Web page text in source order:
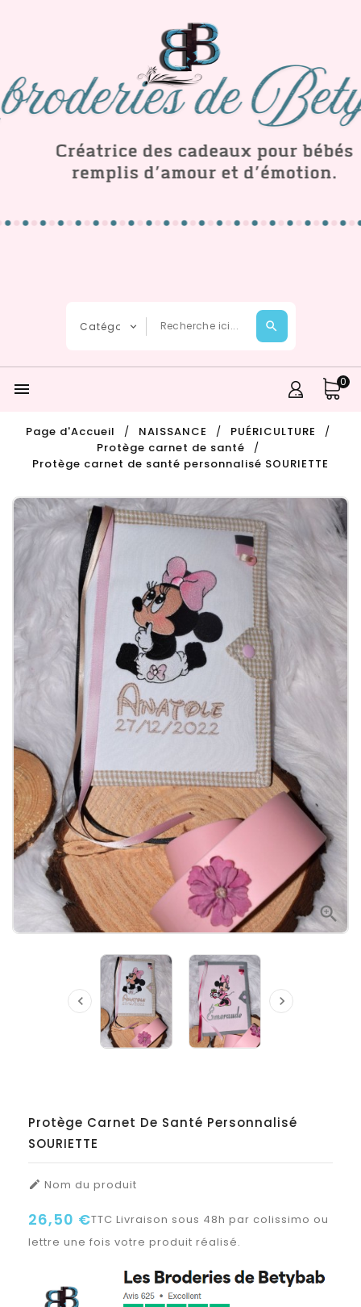
 0
Page d'Accueil NAISSANCE
PUÉRICULTURE
Protège carnet de santé
Protège carnet de santé personnalisé SOURIETTE

 
Protège Carnet De Santé Personnalisé
SOURIETTE
 Nom du produit
26,50 €TTC Livraison sous 48h par colissimo ou
lettre une fois votre produit réalisé.